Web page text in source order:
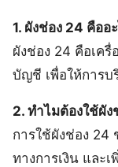
1. ผังช่อง 24 คืออ
ผังช่อง 24 คือเค
บัญชี เพื่อให้การบ
2. ทำไมต้องใช้ผัง
การใช้ผังช่อง 24
ทางการเงิน และ